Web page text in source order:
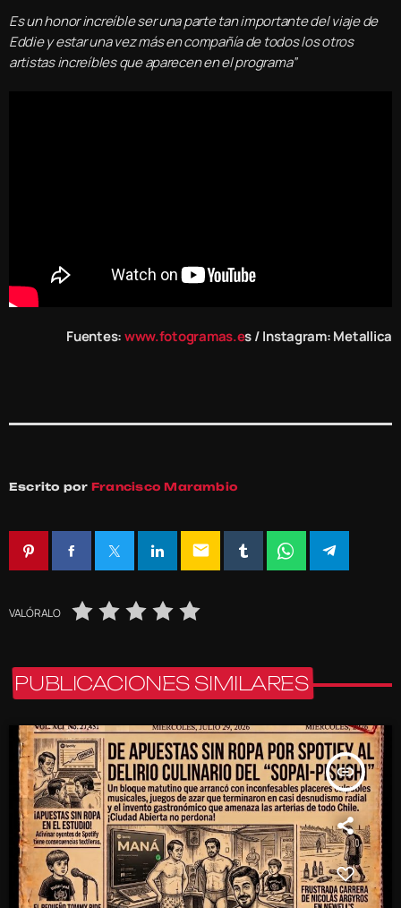
Es un honor increíble ser una parte tan importante del viaje de
Eddie y estar una vez más en compañía de todos los otros
artistas increíbles que aparecen en el programa”
Fuentes:www.fotogramas.es / Instagram: Metallica
Escrito por Francisco Marambio
email
VALÓRALO
PUBLICACIONES SIMILARES
insert_link